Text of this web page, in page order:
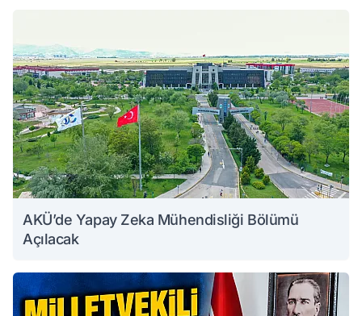
AKÜ’de Yapay Zeka Mühendisliği Bölümü
Açılacak